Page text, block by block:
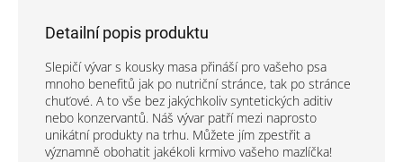
Detailní popis produktu
Slepičí vývar s kousky masa přináší pro vašeho psa
mnoho benefitů jak po nutriční stránce, tak po stránce
chuťové. A to vše bez jakýchkoliv syntetických aditiv
nebo konzervantů. Náš vývar patří mezi naprosto
unikátní produkty na trhu. Můžete jím zpestřit a
významně obohatit jakékoli krmivo vašeho mazlíčka!